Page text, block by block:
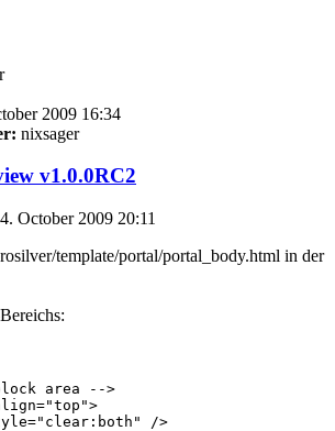
2009 16:34
nixsager
v1.0.0RC2
October 2009 20:11
template/portal/portal_body.html in der
area -->
/>